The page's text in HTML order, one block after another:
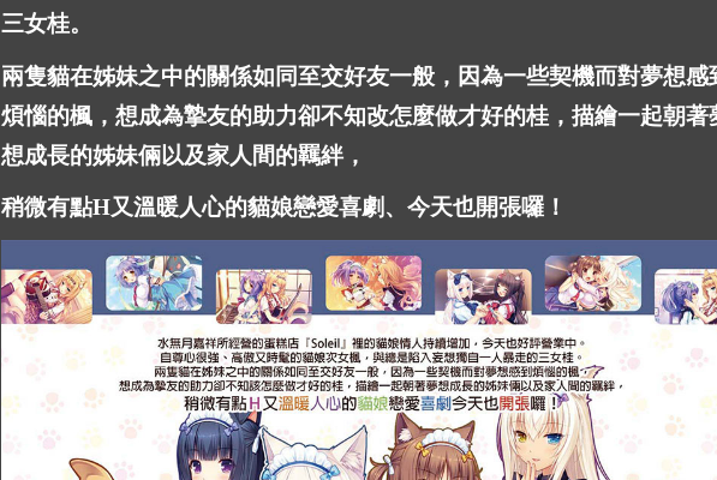
三女桂。
兩隻貓在姊妹之中的關係如同至交好友一般，因為一些契機而對夢想感
煩惱的楓，想成為摯友的助力卻不知改怎麼做才好的桂，描繪一起朝著
想成長的姊妹倆以及家人間的羈絆，
稍微有點H又溫暖人心的貓娘戀愛喜劇、今天也開張囉！